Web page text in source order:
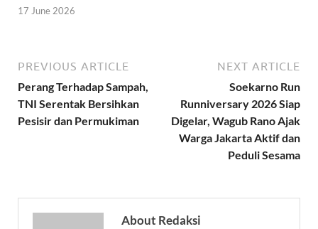
17 June 2026
PREVIOUS ARTICLE
Perang Terhadap Sampah,
TNI Serentak Bersihkan
Pesisir dan Permukiman
NEXT ARTICLE
Soekarno Run
Runniversary 2026 Siap
Digelar, Wagub Rano Ajak
Warga Jakarta Aktif dan
Peduli Sesama
About Redaksi